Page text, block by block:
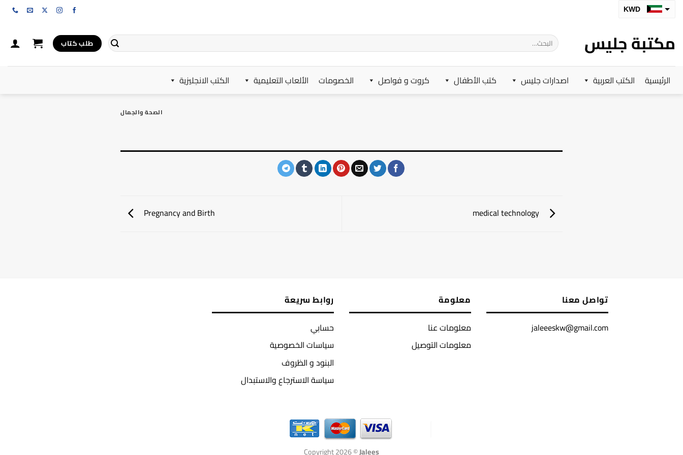
تخطي
KWD
AED
OMR
مكتبة جليس
البحث
عن:
طلب كتاب
الرئيسية الكتب العربية اصدارات جليس كتب الأطفال كروت و فواصل الخصومات الألعاب التعليمية الكتب الانجليزية
الصحة والجمال
Pregnancy and Birth
تواصل معنا
jaleeeskw@gmail.com
معلومة
معلومات عنا
معلومات التوصيل
روابط سريعة
حسابي
سياسات الخصوصية
البنود و الظروف
سياسة الاسترجاع والاستبدال
Copyright 2026 ©Jalees